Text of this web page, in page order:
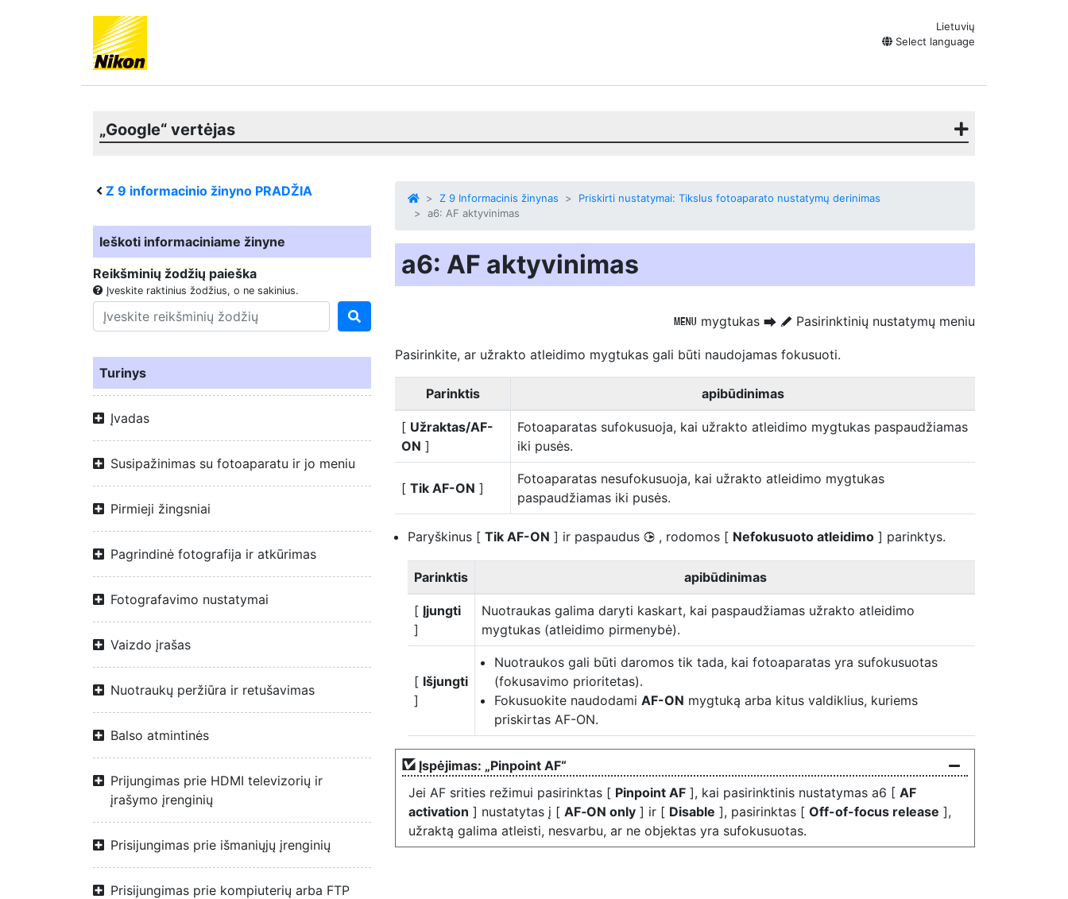
Lietuvių
Select language
„Google“ vertėjas
Z 9 informacinio žinyno PRADŽIA
Ieškoti informaciniame žinyne
Reikšminių žodžių paieška
Įveskite raktinius žodžius, o ne sakinius.
Turinys
Įvadas
Susipažinimas su fotoaparatu ir jo meniu
Pirmieji žingsniai
Pagrindinė fotografija ir atkūrimas
Fotografavimo nustatymai
Vaizdo įrašas
Nuotraukų peržiūra ir retušavimas
Balso atmintinės
Prijungimas prie HDMI televizorių ir
įrašymo įrenginių
Prisijungimas prie išmaniųjų įrenginių
Prisijungimas prie kompiuterių arba FTP
Z 9 Informacinis žinynas
Priskirti nustatymai: Tikslus fotoaparato nustatymų derinimas
a6: AF aktyvinimas
a6: AF aktyvinimas
G mygtukas U A Pasirinktinių nustatymų meniu
Pasirinkite, ar užrakto atleidimo mygtukas gali būti naudojamas fokusuoti.
Parinktis apibūdinimas
[ Užraktas/AF-
ON ]
Fotoaparatas sufokusuoja, kai užrakto atleidimo mygtukas paspaudžiamas
iki pusės.
[ Tik AF-ON ]
Fotoaparatas nesufokusuoja, kai užrakto atleidimo mygtukas
paspaudžiamas iki pusės.
Paryškinus [ Tik AF-ON ] ir paspaudus 2 , rodomos [ Nefokusuoto atleidimo ] parinktys.
Parinktis apibūdinimas
[ Įjungti
]
Nuotraukas galima daryti kaskart, kai paspaudžiamas užrakto atleidimo
mygtukas (atleidimo pirmenybė).
[ Išjungti
]
Nuotraukos gali būti daromos tik tada, kai fotoaparatas yra sufokusuotas
(fokusavimo prioritetas).
Fokusuokite naudodami AF-ON mygtuką arba kitus valdiklius, kuriems
priskirtas AF-ON.
Įspėjimas: „Pinpoint AF“
Jei AF srities režimui pasirinktas [ Pinpoint AF ], kai pasirinktinis nustatymas a6 [ AF
activation ] nustatytas į [ AF‑ON only ] ir [ Disable ], pasirinktas [ Off-of-focus release ],
užraktą galima atleisti, nesvarbu, ar ne objektas yra sufokusuotas.